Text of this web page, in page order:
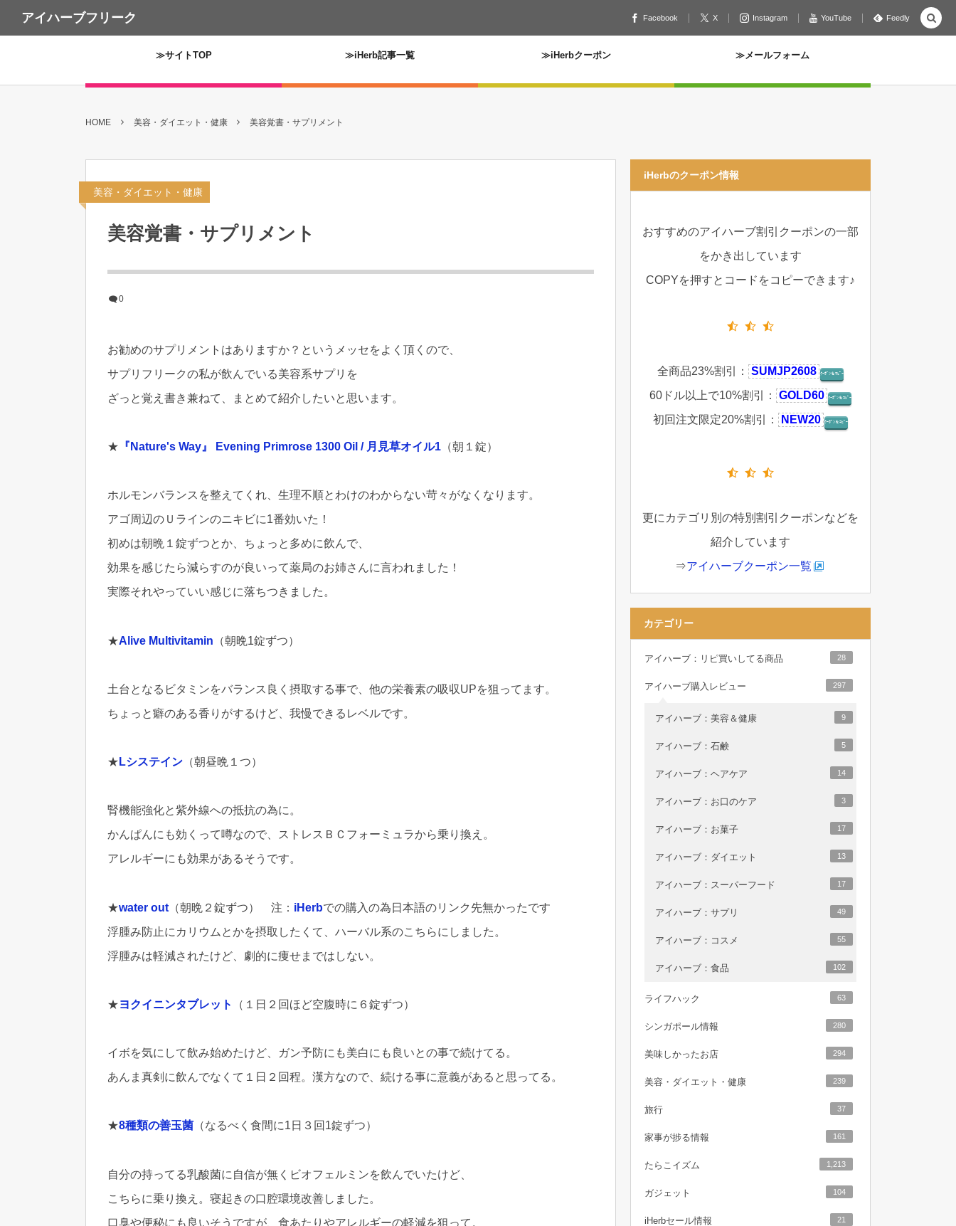
アイハーブフリーク Facebook X Instagram YouTube Feedly
≫サイトTOP ≫iHerb記事一覧 ≫iHerbクーポン ≫メールフォーム
HOME 美容・ダイエット・健康 美容覚書・サプリメント
美容・ダイエット・健康
美容覚書・サプリメント
0
お勧めのサプリメントはありますか？というメッセをよく頂くので、
サプリフリークの私が飲んでいる美容系サプリを
ざっと覚え書き兼ねて、まとめて紹介したいと思います。
★ 『Nature's Way』 Evening Primrose 1300 Oil / 月見草オイル1 （朝１錠）
ホルモンバランスを整えてくれ、生理不順とわけのわからない苛々がなくなります。
アゴ周辺のＵラインのニキビに1番効いた！
初めは朝晩１錠ずつとか、ちょっと多めに飲んで、
効果を感じたら減らすのが良いって薬局のお姉さんに言われました！
実際それやっていい感じに落ちつきました。
★Alive Multivitamin （朝晩1錠ずつ）
土台となるビタミンをバランス良く摂取する事で、他の栄養素の吸収UPを狙ってます。
ちょっと癖のある香りがするけど、我慢できるレベルです。
★ Lシステイン （朝昼晩１つ）
腎機能強化と紫外線への抵抗の為に。
かんぱんにも効くって噂なので、ストレスＢＣフォーミュラから乗り換え。
アレルギーにも効果があるそうです。
★water out （朝晩２錠ずつ） 注： iHerbでの購入の為日本語のリンク先無かったです
浮腫み防止にカリウムとかを摂取したくて、ハーバル系のこちらにしました。
浮腫みは軽減されたけど、劇的に痩せまではしない。
★ヨクイニンタブレット （１日２回ほど空腹時に６錠ずつ）
イボを気にして飲み始めたけど、ガン予防にも美白にも良いとの事で続けてる。
あんま真剣に飲んでなくて１日２回程。漢方なので、続ける事に意義があると思ってる。
★8種類の善玉菌 （なるべく食間に1日３回1錠ずつ）
自分の持ってる乳酸菌に自信が無くビオフェルミンを飲んでいたけど、
こちらに乗り換え。寝起きの口腔環境改善しました。
口臭や便秘にも良いそうですが、食あたりやアレルギーの軽減を狙って。
iHerbのクーポン情報
おすすめのアイハーブ割引クーポンの一部
をかき出しています
COPYを押すとコードをコピーできます♪
全商品23%割引： SUMJP2608 ｸｰﾎﾟﾝをｺﾋﾟｰ
60ドル以上で10%割引： GOLD60 ｸｰﾎﾟﾝをｺﾋﾟｰ
初回注文限定20%割引： NEW20 ｸｰﾎﾟﾝをｺﾋﾟｰ
更にカテゴリ別の特別割引クーポンなどを
紹介しています
⇒アイハーブクーポン一覧
カテゴリー
アイハーブ：リピ買いしてる商品 28
アイハーブ購入レビュー 297
アイハーブ：美容＆健康 9
アイハーブ：石鹸 5
アイハーブ：ヘアケア 14
アイハーブ：お口のケア 3
アイハーブ：お菓子 17
アイハーブ：ダイエット 13
アイハーブ：スーパーフード 17
アイハーブ：サプリ 49
アイハーブ：コスメ 55
アイハーブ：食品 102
ライフハック 63
シンガポール情報 280
美味しかったお店 294
美容・ダイエット・健康 239
旅行 37
家事が捗る情報 161
たらこイズム 1,213
ガジェット 104
iHerbセール情報 21